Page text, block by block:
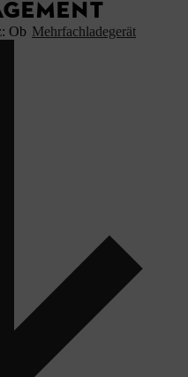
Ob Mehrfachladegerät